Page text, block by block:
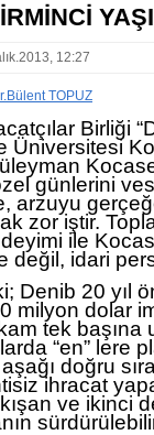
12:27
TOPUZ
Birliği
Üniversitesi
günlerini
arzuyu
zor iştir.
ile
değil, idari
Denib 20 yıl
milyon dolar
tek başına
“en” lere
doğru
ihracat
ve ikinci